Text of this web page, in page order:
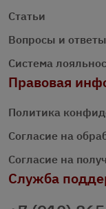
Статьи
Вопросы и ответы
Система
Правовая
Политика
Согласие на
Согласие на
Служба